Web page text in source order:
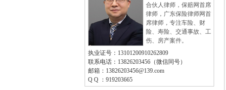
合伙人律师，保赔网首席
律师，广东保险律师网首
席律师，专注车险、财
险、寿险、交通事故、工
伤、房产案件。
执业证号：13101200910262809
联系电话：13826203456（微信同号）
邮箱：13826203456@139.com
Q Q ：919203665